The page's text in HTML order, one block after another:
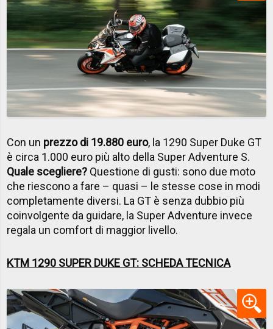
Con un prezzo di 19.880 euro, la 1290 Super Duke GT
è circa 1.000 euro più alto della Super Adventure S.
Quale scegliere? Questione di gusti: sono due moto
che riescono a fare – quasi – le stesse cose in modi
completamente diversi. La GT è senza dubbio più
coinvolgente da guidare, la Super Adventure invece
regala un comfort di maggior livello.
KTM 1290 SUPER DUKE GT: SCHEDA TECNICA